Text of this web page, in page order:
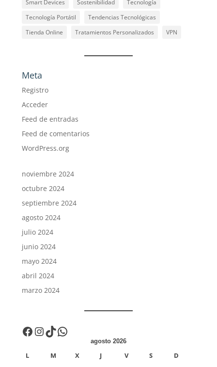
Smart Devices Sostenibilidad
Tecnología
Tecnología Portátil
Tendencias Tecnológicas
Tienda Online
Tratamientos Personalizados VPN
Meta
Registro
Acceder
Feed de entradas
Feed de comentarios
WordPress.org
noviembre 2024
octubre 2024
septiembre 2024
agosto 2024
julio 2024
junio 2024
mayo 2024
abril 2024
marzo 2024
Facebook
Instagram
TikTok
WhatsApp
agosto 2026
L M X J V S D